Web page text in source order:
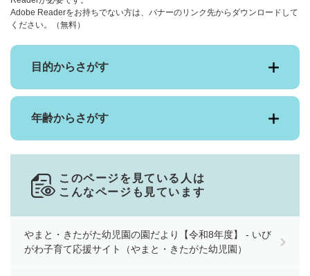
Adobe Readerをお持ちでない方は、バナーのリンク先からダウンロードして
ください。（無料）
目的からさがす
年齢からさがす
このページを見ている人は
こんなページも見ています
やまと・きたがた幼児園の園だより【令和8年度】 - いび
がわ子育て応援サイト（やまと・きたがた幼児園）